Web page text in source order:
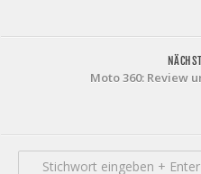
Moto 360: Review